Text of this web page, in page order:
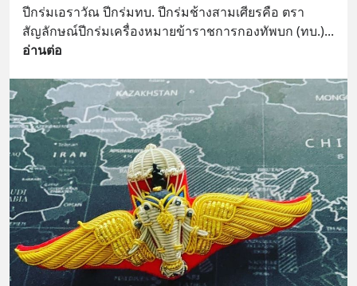
ปีกร่มเอราวัณ ปีกร่มทบ. ปีกร่มช้างสามเศียรคือ ตรา
สัญลักษณ์ปีกร่มเครื่องหมายข้าราชการกองทัพบก (ทบ.)
อ่านต่อ